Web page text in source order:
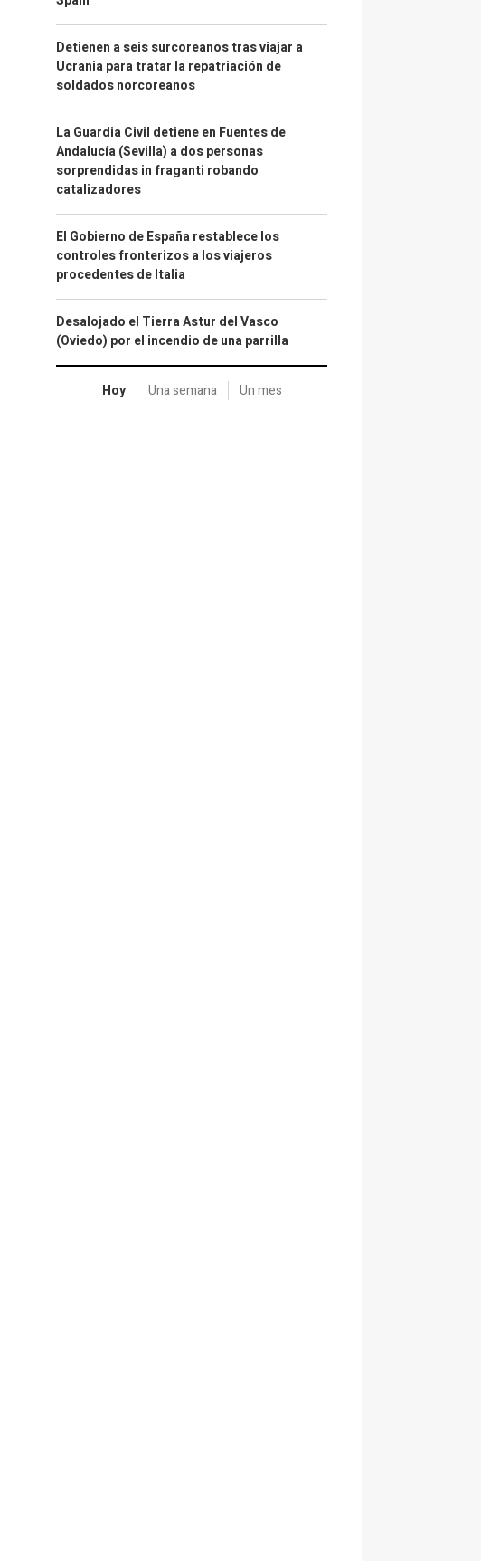
Detienen a seis surcoreanos tras viajar a
Ucrania para tratar la repatriación de
soldados norcoreanos
La Guardia Civil detiene en Fuentes de
Andalucía (Sevilla) a dos personas
sorprendidas in fraganti robando
catalizadores
El Gobierno de España restablece los
controles fronterizos a los viajeros
procedentes de Italia
Desalojado el Tierra Astur del Vasco
(Oviedo) por el incendio de una parrilla
Hoy Una semana Un mes